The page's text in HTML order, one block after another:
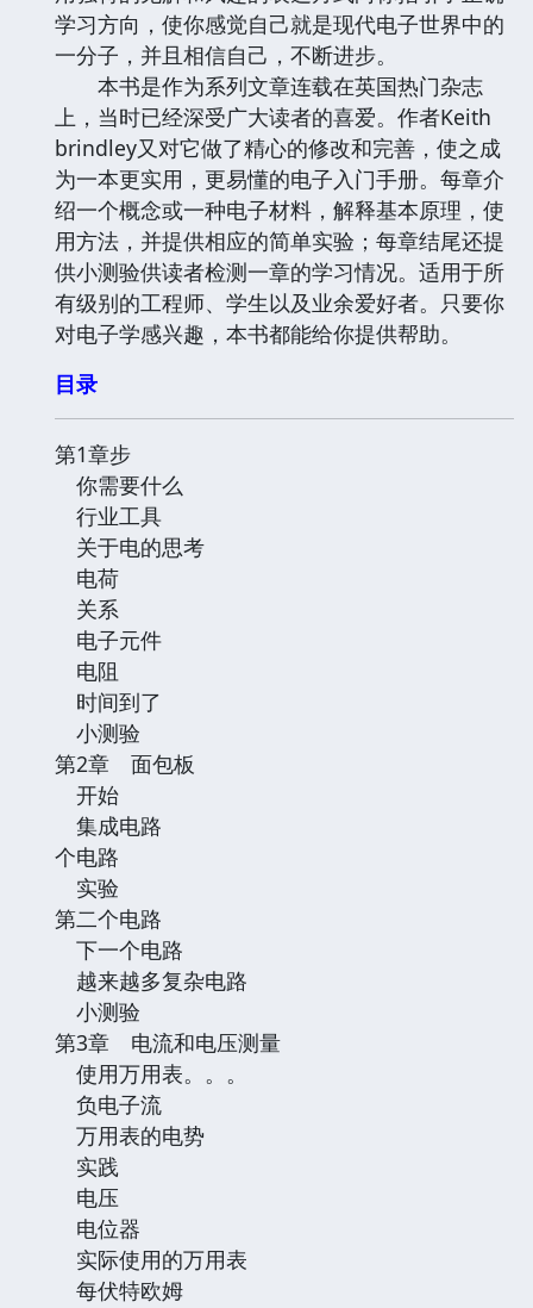
学习方向，使你感觉自己就是现代电子世界中的
一分子，并且相信自己，不断进步。
本书是作为系列文章连载在英国热门杂志
上，当时已经深受广大读者的喜爱。作者Keith
brindley又对它做了精心的修改和完善，使之成
为一本更实用，更易懂的电子入门手册。每章介
绍一个概念或一种电子材料，解释基本原理，使
用方法，并提供相应的简单实验；每章结尾还提
供小测验供读者检测一章的学习情况。适用于所
有级别的工程师、学生以及业余爱好者。只要你
对电子学感兴趣，本书都能给你提供帮助。
目录
第1章步
你需要什么
行业工具
关于电的思考
电荷
关系
电子元件
电阻
时间到了
小测验
第2章 面包板
开始
集成电路
个电路
实验
第二个电路
下一个电路
越来越多复杂电路
小测验
第3章 电流和电压测量
使用万用表。。。
负电子流
万用表的电势
实践
电压
电位器
实际使用的万用表
每伏特欧姆